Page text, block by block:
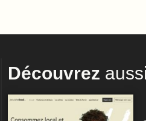
Découvrez